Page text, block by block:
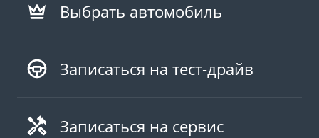
Выбрать автомобиль
Записаться на тест-драйв
Записаться на сервис